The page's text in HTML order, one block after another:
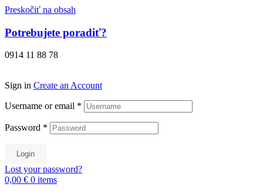
Preskočiť na obsah
Potrebujete poradiť?
0914 11 88 78
Sign in Create an Account
Username or email *
Password *
Login
Lost your password?
0,00 € 0 items